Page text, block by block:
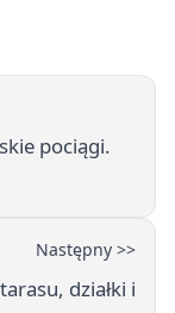
pociągi.
Następny >>
działki i